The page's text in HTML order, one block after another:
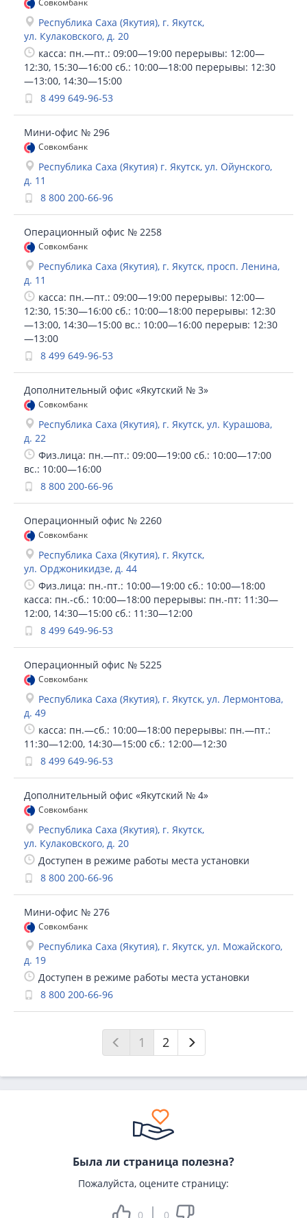
Совкомбанк
Республика Саха (Якутия), г. Якутск,
ул. Кулаковского, д. 20
касса: пн.—пт.: 09:00—19:00 перерывы: 12:00—
12:30, 15:30—16:00 сб.: 10:00—18:00 перерывы: 12:30
—13:00, 14:30—15:00
8 499 649-96-53
Мини-офис № 296
Совкомбанк
Республика Саха (Якутия) г. Якутск, ул. Ойунского,
д. 11
8 800 200-66-96
Операционный офис № 2258
Совкомбанк
Республика Саха (Якутия), г. Якутск, просп. Ленина,
д. 11
касса: пн.—пт.: 09:00—19:00 перерывы: 12:00—
12:30, 15:30—16:00 сб.: 10:00—18:00 перерывы: 12:30
—13:00, 14:30—15:00 вс.: 10:00—16:00 перерыв: 12:30
—13:00
8 499 649-96-53
Дополнительный офис «Якутский № 3»
Совкомбанк
Республика Саха (Якутия), г. Якутск, ул. Курашова,
д. 22
Физ.лица: пн.—пт.: 09:00—19:00 сб.: 10:00—17:00
вс.: 10:00—16:00
8 800 200-66-96
Операционный офис № 2260
Совкомбанк
Республика Саха (Якутия), г. Якутск,
ул. Орджоникидзе, д. 44
Физ.лица: пн.-пт.: 10:00—19:00 сб.: 10:00—18:00
касса: пн.-сб.: 10:00—18:00 перерывы: пн.-пт: 11:30—
12:00, 14:30—15:00 сб.: 11:30—12:00
8 499 649-96-53
Операционный офис № 5225
Совкомбанк
Республика Саха (Якутия), г. Якутск, ул. Лермонтова,
д. 49
касса: пн.—сб.: 10:00—18:00 перерывы: пн.—пт.:
11:30—12:00, 14:30—15:00 сб.: 12:00—12:30
8 499 649-96-53
Дополнительный офис «Якутский № 4»
Совкомбанк
Республика Саха (Якутия), г. Якутск,
ул. Кулаковского, д. 20
Доступен в режиме работы места установки
8 800 200-66-96
Мини-офис № 276
Совкомбанк
Республика Саха (Якутия), г. Якутск, ул. Можайского,
д. 19
Доступен в режиме работы места установки
8 800 200-66-96
1 2
Была ли страница полезна?
Пожалуйста, оцените страницу:
0 0